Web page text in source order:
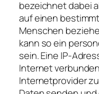
bezeichnet dabei
auf einen
Menschen
kann so ein
sein. Eine IP-
Internet
Internetprovider